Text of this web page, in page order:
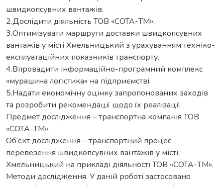
швидкопсувних вантажів.
2.Дослідити діяльність ТОВ «СОТА-ТМ».
3.Оптимізувати маршрути доставки швидкопсувних
вантажів у місті Хмельницький з урахуванням техніко-
експлуатаційних показників транспорту.
4.Впровадити інформаційно-програмний комплекс
«мурашина логістика» на підприємстві.
5.Надати економічну оцінку запропонованих заходів
та розробити рекомендації щодо їх реалізації.
Предмет дослідження – транспортна компанія ТОВ
«СОТА-ТМ».
Об’єкт дослідження – транспортний процес
перевезення швидкопсувних вантажів у місті
Хмельницький на прикладі діяльності ТОВ «СОТА-ТМ».
Методи дослідження. У даній роботі застосовано